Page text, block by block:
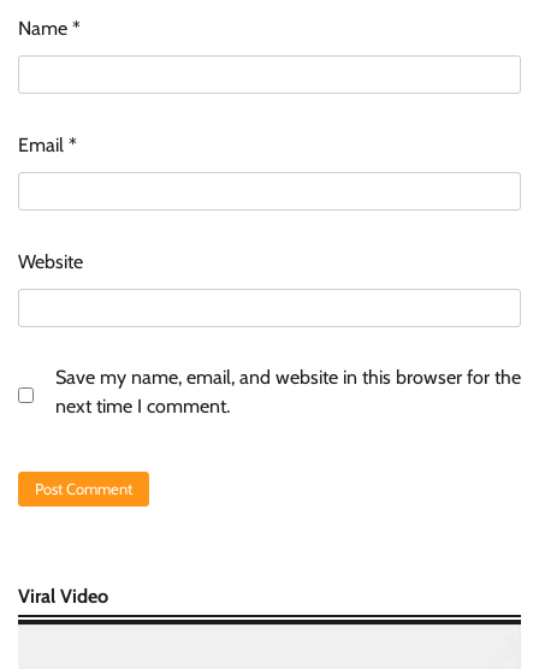
Name *
Email *
Website
Save my name, email, and website in this browser for the
next time I comment.
Viral Video